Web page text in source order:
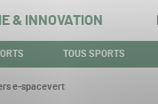
& INNOVATION
TOUS SPORTS
e-spacevert